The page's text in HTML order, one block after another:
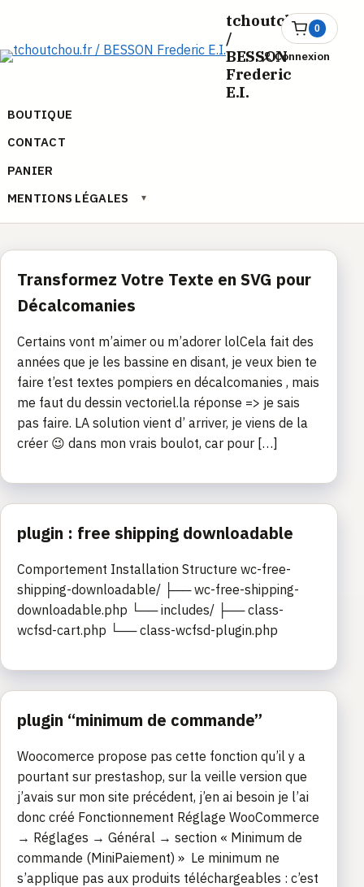
contenu
tchoutchou.fr
/
BESSON
Frederic
E.I.
BOUTIQUE
CONTACT
PANIER
MENTIONS LÉGALES
▾
0
Ouvrir
le
panier
Connexion
Transformez Votre Texte en SVG pour
Décalcomanies
Certains vont m’aimer ou m’adorer lolCela fait des
années que je les bassine en disant, je veux bien te
faire t’est textes pompiers en décalcomanies , mais
me faut du dessin vectoriel.la réponse => je sais
pas faire. LA solution vient d’ arriver, je viens de la
créer 😉 dans mon vrais boulot, car pour […]
plugin : free shipping downloadable
Comportement Installation Structure wc-free-
shipping-downloadable/ ├── wc-free-shipping-
downloadable.php └── includes/ ├── class-
wcfsd-cart.php └── class-wcfsd-plugin.php
plugin “minimum de commande”
Woocomerce propose pas cette fonction qu’il y a
pourtant sur prestashop, sur la veille version que
j’avais sur mon site précédent, j’en ai besoin je l’ai
donc créé Fonctionnement Réglage WooCommerce
→ Réglages → Général → section « Minimum de
commande (MiniPaiement) » Le minimum ne
s’applique pas aux produits téléchargeables : c’est